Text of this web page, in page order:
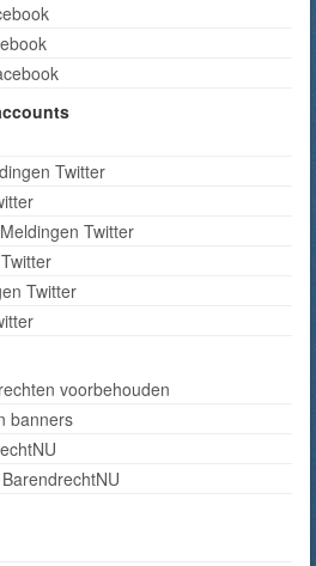
Twitter
Twitter
Twitter
voorbehouden
banners